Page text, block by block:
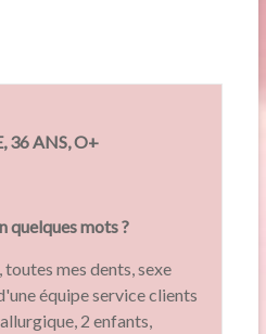
36 ANS, O+
quelques mots ?
mes dents, sexe
équipe service clients
2 enfants,